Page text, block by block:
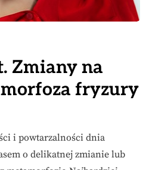
Zmiany na
fryzury
i powtarzalności dnia
o delikatnej zmianie lub